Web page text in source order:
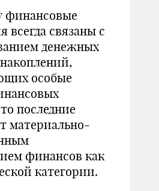
финансовые
всегда связаны с
денежных
особые
последние
материально-
финансов как
категории.